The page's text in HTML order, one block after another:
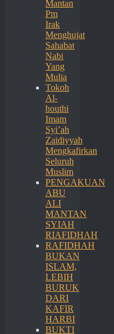
Mantan
Pm
Irak
Menghujat
Sahabat
Nabi
Yang
Mulia
Tokoh
Al-
houthi
Imam
Syi’ah
Zaidiyyah
Mengkafirkan
Seluruh
Muslim
PENGAKUAN
ABU
ALI
MANTAN
SYIAH
RIAFIDHAH
RAFIDHAH
BUKAN
ISLAM,
LEBIH
BURUK
DARI
KAFIR
HARBI
BUKTI